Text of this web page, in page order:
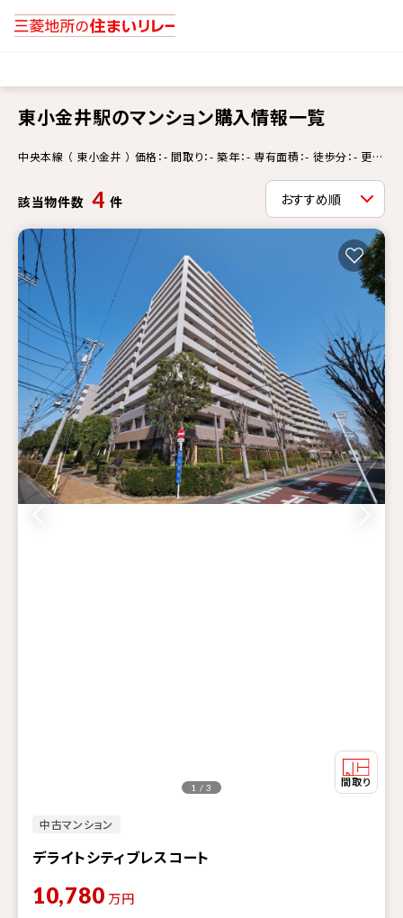
東小金井駅のマンション購入情報一覧
中央本線 （ 東小金井 ） 価格：- 間取り：- 築年：- 専有面積：- 徒歩分：- 更新
該当物件数 4 件
中古マンション
デライトシティブレスコート
1 / 3
10,780 万円